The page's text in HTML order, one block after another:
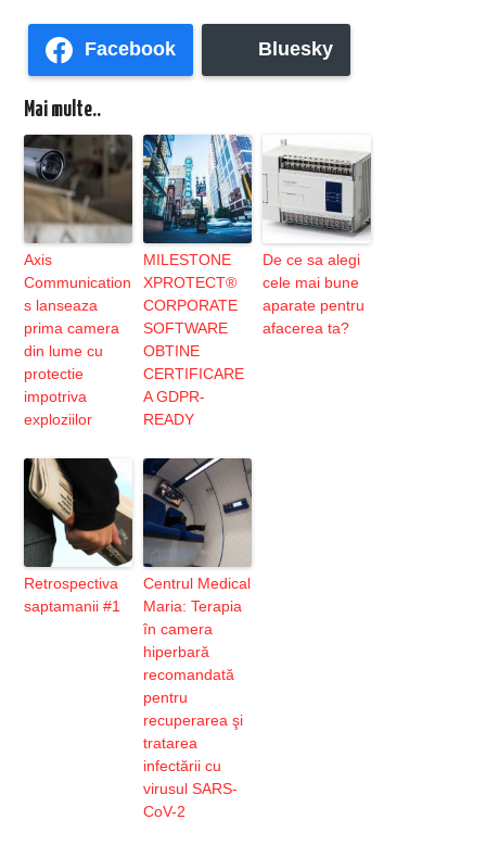
Facebook Bluesky
Mai multe..
Axis
Communication
s lanseaza
prima camera
din lume cu
protectie
impotriva
exploziilor
MILESTONE
XPROTECT®
CORPORATE
SOFTWARE
OBTINE
CERTIFICARE
A GDPR-
READY
De ce sa alegi
cele mai bune
aparate pentru
afacerea ta?
Retrospectiva
saptamanii #1
Centrul Medical
Maria: Terapia
în camera
hiperbară
recomandată
pentru
recuperarea şi
tratarea
infectării cu
virusul SARS-
CoV-2